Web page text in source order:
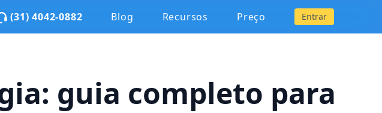
(31) 4042-0882 Blog Recursos Preço Entrar
guia completo para